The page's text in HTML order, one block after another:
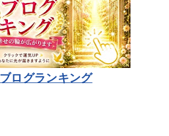
ログランキング